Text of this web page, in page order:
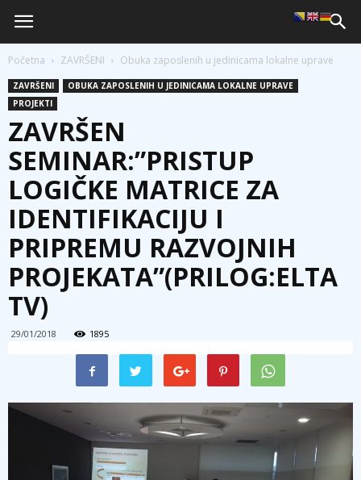
Početna ZAVRŠENI Obuka zaposlenih u jedinicama lokalne uprave
ZAVRŠENI
OBUKA ZAPOSLENIH U JEDINICAMA LOKALNE UPRAVE
PROJEKTI
ZAVRŠEN
SEMINAR:”PRISTUP
LOGIČKE MATRICE ZA
IDENTIFIKACIJU I
PRIPREMU RAZVOJNIH
PROJEKATA”(PRILOG:ELTA
TV)
29/01/2018 1895